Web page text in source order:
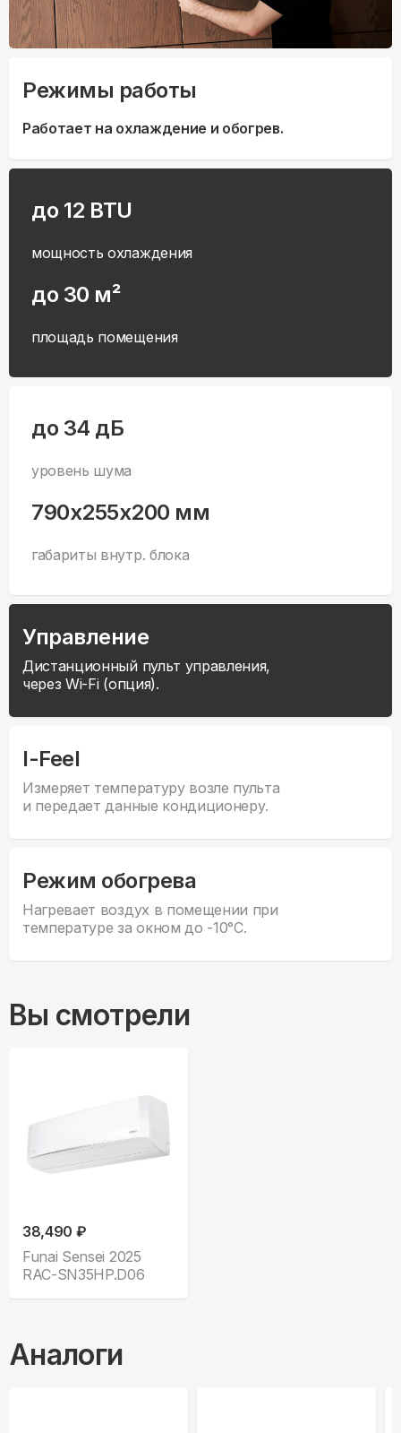
Режимы работы
Работает на охлаждение и обогрев.
до 12 BTU
мощность охлаждения
до 30 м²
площадь помещения
до 34 дБ
уровень шума
790x255x200 мм
габариты внутр. блока
Управление
Дистанционный пульт управления,
через Wi-Fi (опция).
I-Feel
Измеряет температуру возле пульта
и передает данные кондиционеру.
Режим обогрева
Нагревает воздух в помещении при
температуре за окном до -10°С.
Вы смотрели
38,490 ₽
Funai Sensei 2025
RAC-SN35HP.D06
Аналоги